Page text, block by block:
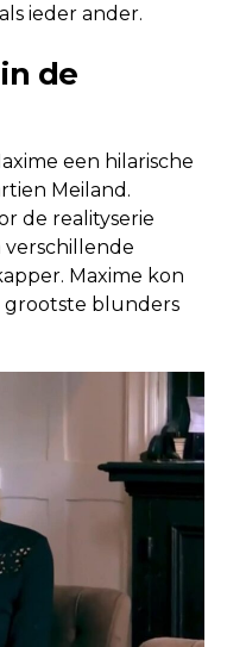
ieder ander.
de
een hilarische
Meiland.
de realityserie
verschillende
Maxime kon
grootste blunders